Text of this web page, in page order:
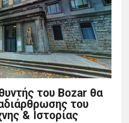
του Bozar θα
του
& Ιστορίας